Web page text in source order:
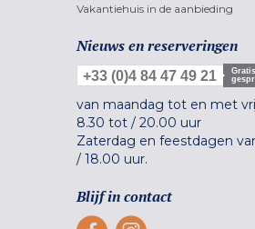
Vakantiehuis in de aanbieding
Nieuws en reserveringen
+33 (0)4 84 47 49 21
van maandag tot en met
8.30 tot / 20.00 uur
Zaterdag en feestdagen
/ 18.00 uur.
Blijf in contact